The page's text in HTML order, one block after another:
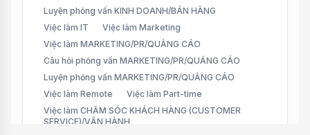
Luyện phỏng vấn KINH DOANH/BÁN HÀNG
Việc làm IT
Việc làm Marketing
Việc làm MARKETING/PR/QUẢNG CÁO
Câu hỏi phỏng vấn MARKETING/PR/QUẢNG CÁO
Luyện phỏng vấn MARKETING/PR/QUẢNG CÁO
Việc làm Remote
Việc làm Part-time
Việc làm CHĂM SÓC KHÁCH HÀNG (CUSTOMER
SERVICE)/VẬN HÀNH